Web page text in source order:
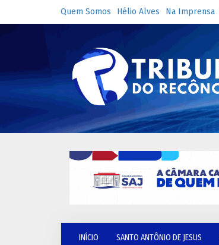
Quem Somos Hélio Alves Na Imprensa
INÍCIO SANTO ANTÔNIO DE JESUS